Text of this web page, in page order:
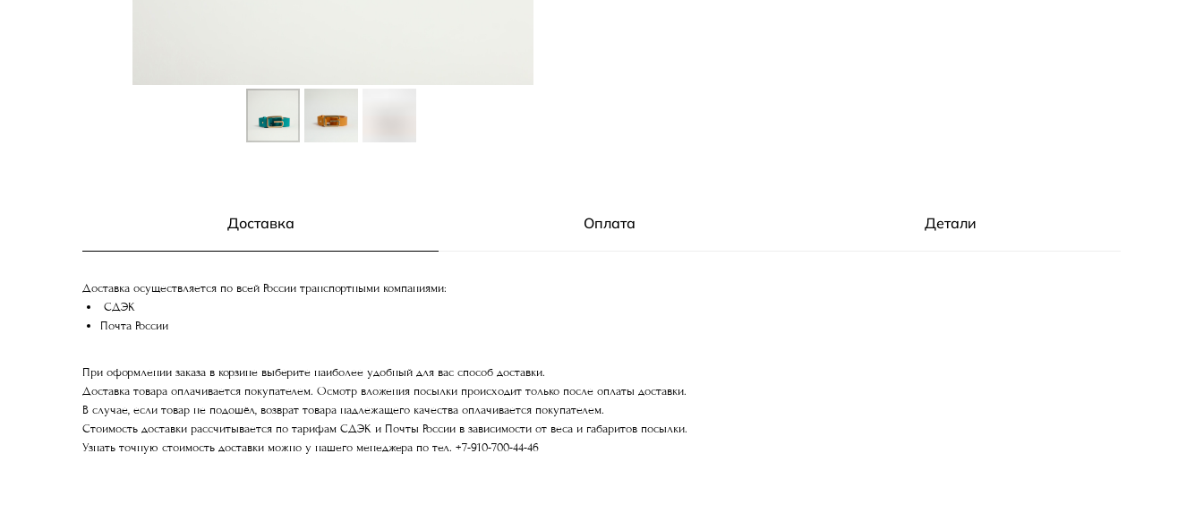
Доставка Оплата Детали
Доставка осуществляется по всей России транспортными компаниями:
СДЭК
Почта России
При оформлении заказа в корзине выберите наиболее удобный для вас способ доставки.
Доставка товара оплачивается покупателем. Осмотр вложения посылки происходит только после оплаты доставки.
В случае, если товар не подошёл, возврат товара надлежащего качества оплачивается покупателем.
Стоимость доставки рассчитывается по тарифам СДЭК и Почты России в зависимости от веса и габаритов посылки.
Узнать точную стоимость доставки можно у нашего менеджера по тел. +7-910-700-44-46